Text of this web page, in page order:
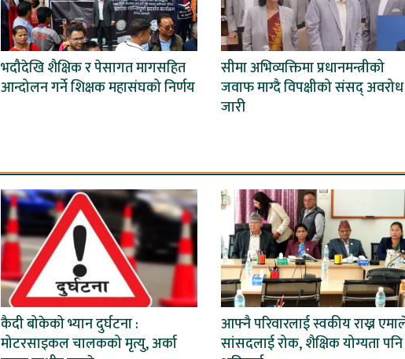
भदौदेखि शैक्षिक र पेसागत मागसहित
आन्दोलन गर्ने शिक्षक महासंघको निर्णय
सीमा अभिव्यक्तिमा प्रधानमन्त्रीको
जवाफ माग्दै विपक्षीको संसद् अवरोध
जारी
कैदी बोकेको भ्यान दुर्घटना :
मोटरसाइकल चालकको मृत्यु, अर्का
आफ्नै परिवारलाई स्वकीय राख्न
सांसदलाई रोक, शैक्षिक योग्यता पनि